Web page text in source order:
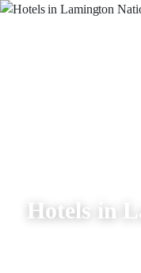
Ga
Hotels in